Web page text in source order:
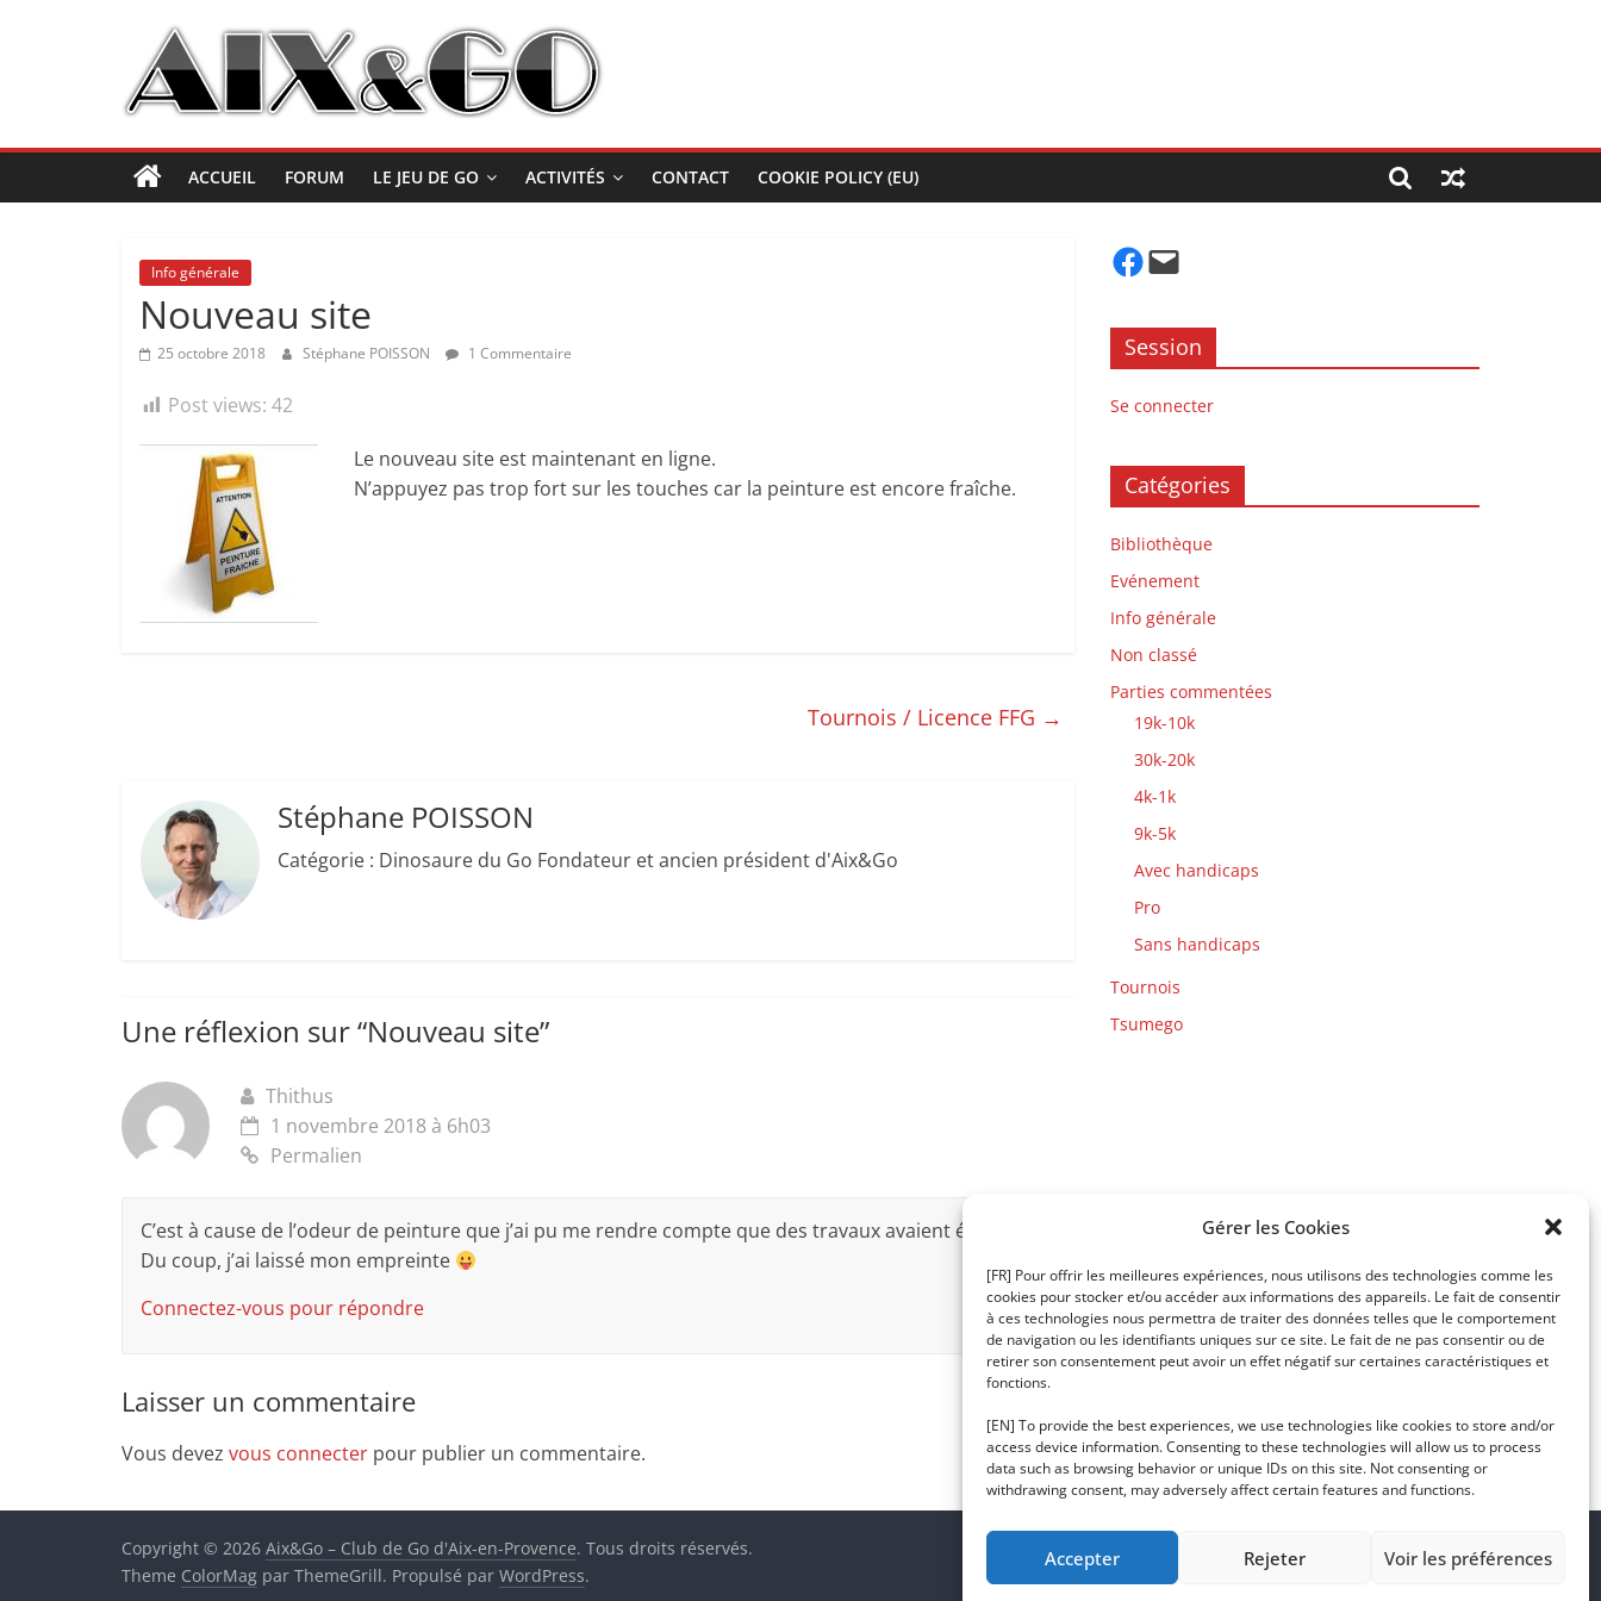
Gérer les Cookies
[FR] Pour offrir les meilleures expériences, nous utilisons des technologies comme les
cookies pour stocker et/ou accéder aux informations des appareils. Le fait de consentir
à ces technologies nous permettra de traiter des données telles que le comportement
de navigation ou les identifiants uniques sur ce site. Le fait de ne pas consentir ou de
retirer son consentement peut avoir un effet négatif sur certaines caractéristiques et
fonctions.
[EN] To provide the best experiences, we use technologies like cookies to store and/or
access device information. Consenting to these technologies will allow us to process
data such as browsing behavior or unique IDs on this site. Not consenting or
withdrawing consent, may adversely affect certain features and functions.
Accepter Rejeter Voir les préférences
Aix&Go
–
de
Go
d'Aix-
en-
Provence
amusant
ACCUEIL FORUM LE JEU DE GO ACTIVITÉS CONTACT COOKIE POLICY (EU)
Info générale
Nouveau site
25 octobre 2018 Stéphane POISSON 1 Commentaire
Post views: 42
Le nouveau site est maintenant en ligne.
N’appuyez pas trop fort sur les touches car la peinture est encore fraîche.
Tournois / Licence FFG →
Stéphane POISSON
Catégorie : Dinosaure du Go Fondateur et ancien président d'Aix&Go
Une réflexion sur “Nouveau site”
Thithus
1 novembre 2018 à 6h03
Permalien
C’est à cause de l’odeur de peinture que j’ai pu me rendre compte que des travaux avaient été faits
Du coup, j’ai laissé mon empreinte
Connectez-vous pour répondre
Laisser un commentaire
Vous devez vous connecter pour publier un commentaire.
Facebook
Mail
Session
Se connecter
Catégories
Bibliothèque
Evénement
Info générale
Non classé
Parties commentées
19k-10k
30k-20k
4k-1k
9k-5k
Avec handicaps
Pro
Sans handicaps
Tournois
Tsumego
Copyright © 2026 Aix&Go – Club de Go d'Aix-en-Provence. Tous droits réservés.
Theme ColorMag par ThemeGrill. Propulsé par WordPress.